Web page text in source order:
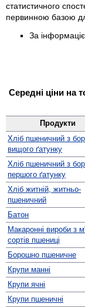
статистичного
первинною базою
За
Середні ціни на
Продукти
Хліб пшеничний з
вищого ґатунку
Хліб пшеничний з
першого ґатунку
Хліб житній, житньо-
пшеничний
Батон
Макаронні вироби з
сортів пшениці
Борошно пшеничне
Крупи манні
Крупи ячні
Крупи пшеничні